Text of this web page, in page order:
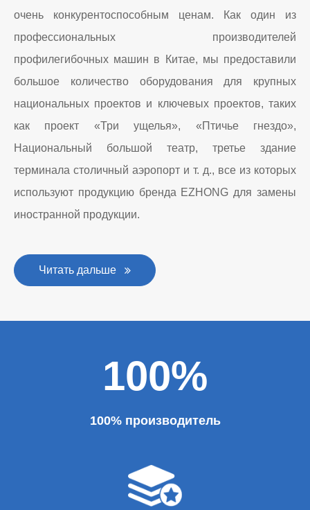
очень конкурентоспособным ценам. Как один из
профессиональных производителей
профилегибочных машин в Китае, мы предоставили
большое количество оборудования для крупных
национальных проектов и ключевых проектов, таких
как проект «Три ущелья», «Птичье гнездо»,
Национальный большой театр, третье здание
терминала столичный аэропорт и т. д., все из которых
используют продукцию бренда EZHONG для замены
иностранной продукции.
Читать дальше
100%
100% производитель